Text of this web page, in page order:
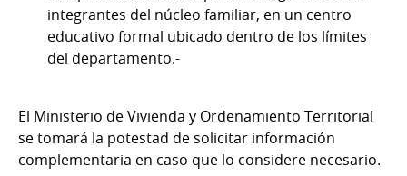
integrantes del núcleo familiar, en un centro
educativo formal ubicado dentro de los límites
del departamento.-
El Ministerio de Vivienda y Ordenamiento Territorial
se tomará la potestad de solicitar información
complementaria en caso que lo considere necesario.